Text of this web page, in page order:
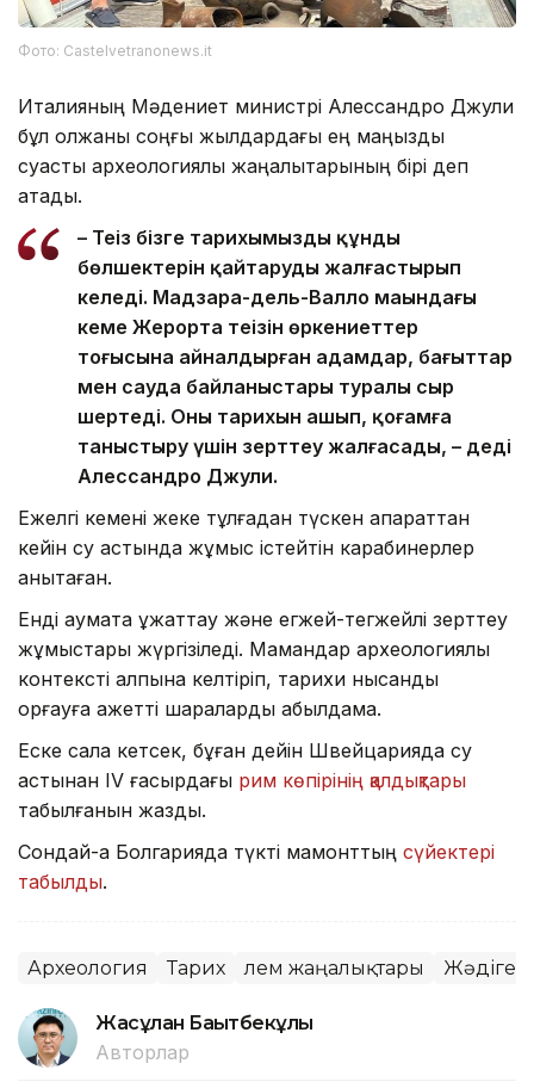
Фото: Castelvetranonews.it
Италияның Мәдениет министрі Алессандро Джули
бұл олжаны соңғы жылдардағы ең маңызды
суасты археологиялық жаңалықтарының бірі деп
атады.
– Теңіз бізге тарихымыздың құнды
бөлшектерін қайтаруды жалғастырып
келеді. Мадзара-дель-Валло маңындағы
кеме Жерорта теңізін өркениеттер
тоғысына айналдырған адамдар, бағыттар
мен сауда байланыстары туралы сыр
шертеді. Оның тарихын ашып, қоғамға
таныстыру үшін зерттеу жалғасады, – деді
Алессандро Джули.
Ежелгі кемені жеке тұлғадан түскен ақпараттан
кейін су астында жұмыс істейтін карабинерлер
анықтаған.
Енді аумақта құжаттау және егжей-тегжейлі зерттеу
жұмыстары жүргізіледі. Мамандар археологиялық
контексті қалпына келтіріп, тарихи нысанды
қорғауға қажетті шараларды қабылдамақ.
Еске сала кетсек, бұған дейін Швейцарияда су
астынан IV ғасырдағы рим көпірінің қалдықтары
табылғанын жаздық.
Сондай-ақ Болгарияда түкті мамонттың сүйектері
табылды.
Археология Тарих Әлем жаңалықтары Жәдігер
Жасұлан Бақытбекұлы
Авторлар